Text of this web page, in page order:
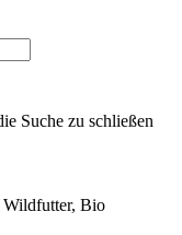
Suche zu schließen
Wildfutter, Bio